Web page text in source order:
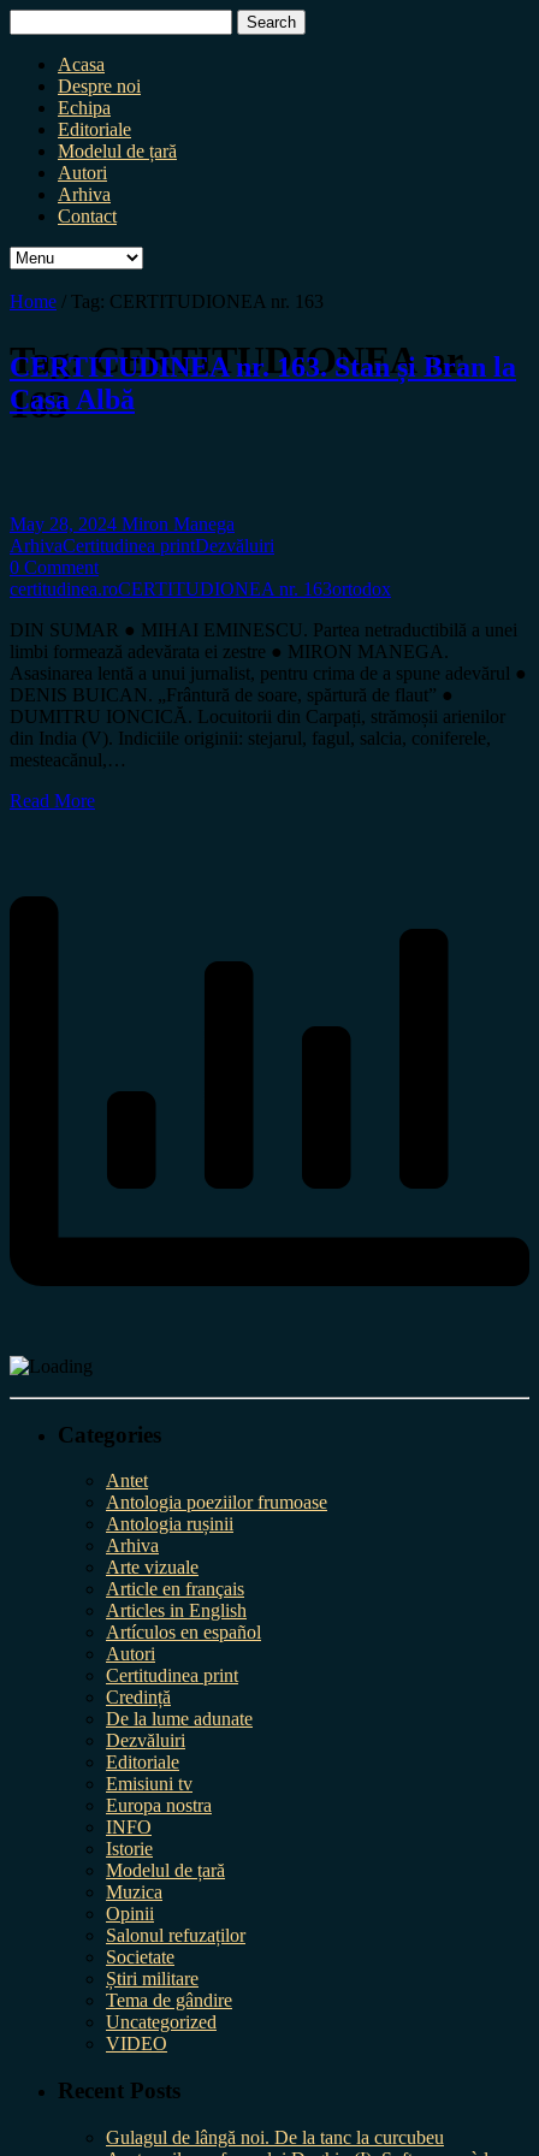
for:
Acasa
Despre noi
Echipa
Editoriale
Modelul de țară
Autori
Arhiva
Contact
Home / Tag: CERTITUDIONEA nr. 163
Tag:CERTITUDIONEA nr.
163
CERTITUDINEA nr. 163. Stan și Bran la
Casa Albă
May 28, 2024 Miron Manega
ArhivaCertitudinea printDezvăluiri
0 Comment
certitudinea.roCERTITUDIONEA nr. 163ortodox
DIN SUMAR ● MIHAI EMINESCU. Partea netraductibilă a unei
limbi formează adevărata ei zestre ● MIRON MANEGA.
Asasinarea lentă a unui jurnalist, pentru crima de a spune adevărul ●
DENIS BUICAN. „Frântură de soare, spărtură de flaut” ●
DUMITRU IONCICĂ. Locuitorii din Carpați, strămoșii arienilor
din India (V). Indiciile originii: stejarul, fagul, salcia, coniferele,
mesteacănul,…
Read More
Categories
Antet
Antologia poeziilor frumoase
Antologia rușinii
Arhiva
Arte vizuale
Article en français
Articles in English
Artículos en español
Autori
Certitudinea print
Credință
De la lume adunate
Dezvăluiri
Editoriale
Emisiuni tv
Europa nostra
INFO
Istorie
Modelul de țară
Muzica
Opinii
Salonul refuzaților
Societate
Știri militare
Tema de gândire
Uncategorized
VIDEO
Recent Posts
Gulagul de lângă noi. De la tanc la curcubeu